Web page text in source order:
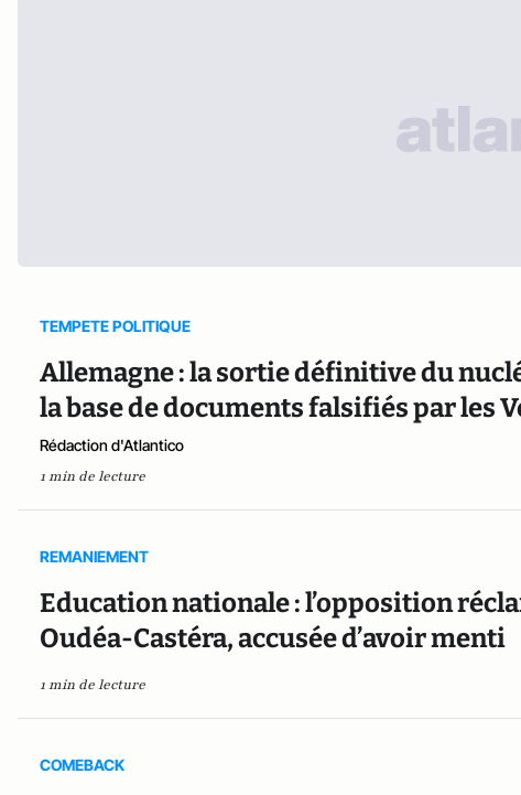
TEMPETE POLITIQUE
Allemagne : la sortie définitive du
la base de documents falsifiés par les
Rédaction d'Atlantico
1 min de lecture
REMANIEMENT
Education nationale : l’opposition
Oudéa-Castéra, accusée d’avoir menti
1 min de lecture
COMEBACK